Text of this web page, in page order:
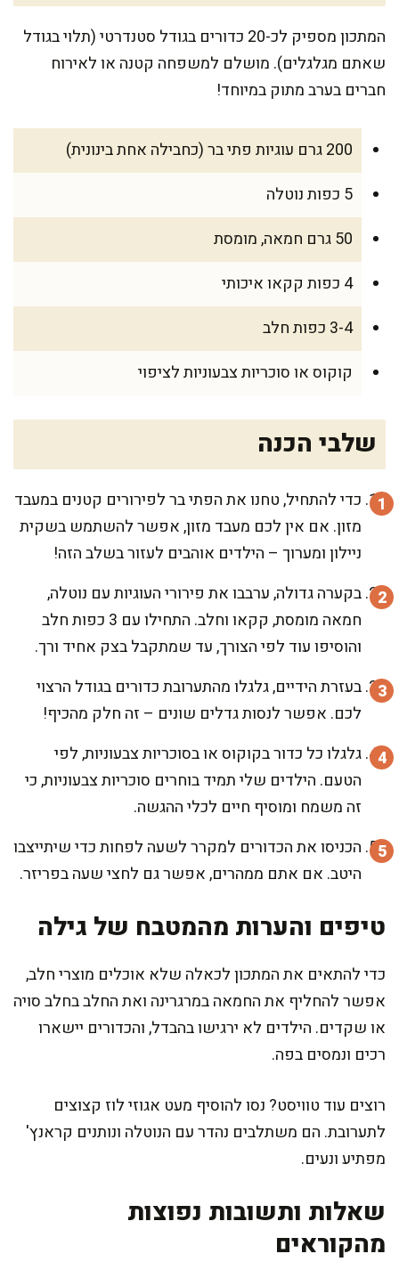
המתכון מספיק לכ-20 כדורים בגודל סטנדרטי (תלוי בגודל
שאתם מגלגלים). מושלם למשפחה קטנה או לאירוח
חברים בערב מתוק במיוחד!
200 גרם עוגיות פתי בר (כחבילה אחת בינונית)
5 כפות נוטלה
50 גרם חמאה, מומסת
4 כפות קקאו איכותי
3-4 כפות חלב
קוקוס או סוכריות צבעוניות לציפוי
שלבי הכנה
כדי להתחיל, טחנו את הפתי בר לפירורים קטנים במעבד
מזון. אם אין לכם מעבד מזון, אפשר להשתמש בשקית
ניילון ומערוך – הילדים אוהבים לעזור בשלב הזה!
בקערה גדולה, ערבבו את פירורי העוגיות עם נוטלה,
חמאה מומסת, קקאו וחלב. התחילו עם 3 כפות חלב
והוסיפו עוד לפי הצורך, עד שמתקבל בצק אחיד ורך.
בעזרת הידיים, גלגלו מהתערובת כדורים בגודל הרצוי
לכם. אפשר לנסות גדלים שונים – זה חלק מהכיף!
גלגלו כל כדור בקוקוס או בסוכריות צבעוניות, לפי
הטעם. הילדים שלי תמיד בוחרים סוכריות צבעוניות, כי
זה משמח ומוסיף חיים לכלי ההגשה.
הכניסו את הכדורים למקרר לשעה לפחות כדי שיתייצבו
היטב. אם אתם ממהרים, אפשר גם לחצי שעה בפריזר.
טיפים והערות מהמטבח של גילה
כדי להתאים את המתכון לכאלה שלא אוכלים מוצרי חלב,
אפשר להחליף את החמאה במרגרינה ואת החלב בחלב סויה
או שקדים. הילדים לא ירגישו בהבדל, והכדורים יישארו
רכים ונמסים בפה.
רוצים עוד טוויסט? נסו להוסיף מעט אגוזי לוז קצוצים
לתערובת. הם משתלבים נהדר עם הנוטלה ונותנים קראנץ'
מפתיע ונעים.
שאלות ותשובות נפוצות
מהקוראים